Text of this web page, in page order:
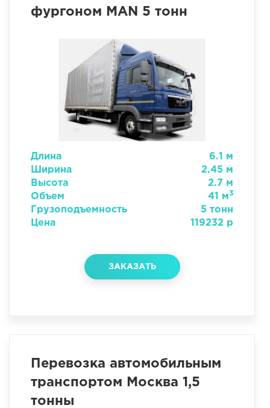
фургоном MAN 5 тонн
Длина
6.1 м
Ширина
2.45 м
Высота
2.7 м
Объем
41 м3
Грузоподъемность
5 тонн
Цена
119232 р
ЗАКАЗАТЬ
Перевозка автомобильным
транспортом Москва 1,5
тонны